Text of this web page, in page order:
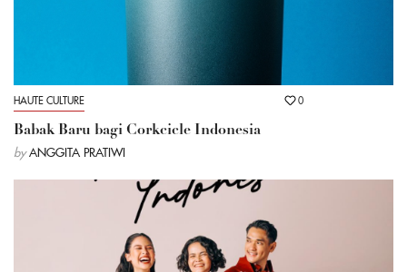
HAUTE CULTURE 0
Babak Baru bagi Corkcicle Indonesia
by ANGGITA PRATIWI